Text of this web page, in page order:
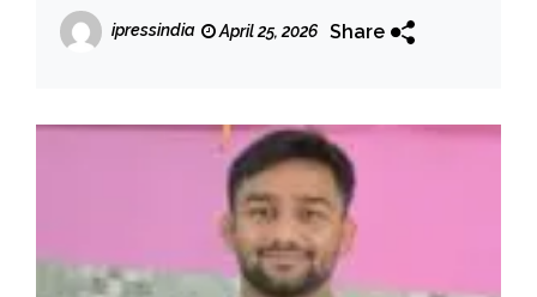
ipressindia April 25, 2026 Share